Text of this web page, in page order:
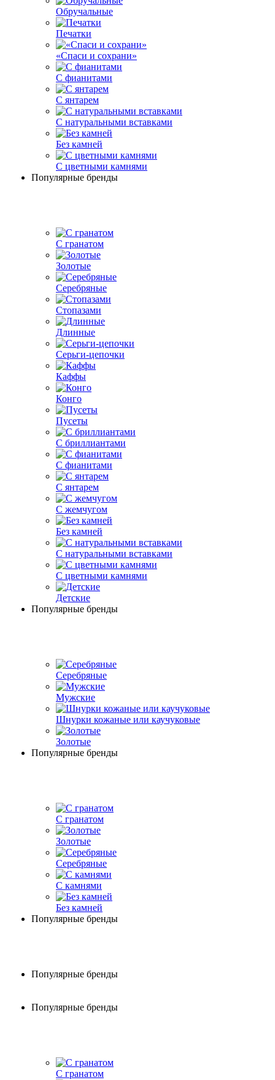
Обручальные
Печатки
«Спаси и сохрани»
С фианитами
С янтарем
С натуральными вставками
Без камней
С цветными камнями
Популярные бренды
С гранатом
Золотые
Серебряные
Стопазами
Длинные
Серьги-цепочки
Каффы
Конго
Пусеты
С бриллиантами
С фианитами
С янтарем
С жемчугом
Без камней
С натуральными вставками
С цветными камнями
Детские
Популярные бренды
Серебряные
Мужские
Шнурки кожаные или каучуковые
Золотые
Популярные бренды
С гранатом
Золотые
Серебряные
С камнями
Без камней
Популярные бренды
Популярные бренды
Популярные бренды
С гранатом